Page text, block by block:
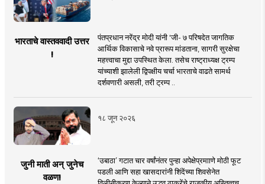
भारताचे वास्तववादी उत्तर
!
पंतप्रधान नरेंद्र मोदी यांनी 'जी- ७ परिषदेत जागतिक
आर्थिक विकासाचे नवे प्रारूप मांडताना, सागरी सुरक्षेचा
महत्त्वाचा मुद्दा उपस्थित केला. तसेच राष्ट्राध्यक्ष ट्रम्प
यांच्याशी झालेली द्विपक्षीय चर्चा भारताचे वाढते सामर्थ
दर्शवणारी असली, तरी ट्रम्प ..
१८ जून २०२६
जुनी माती अन् जुनेच
वळण!
‘उबाठा’ गटात चार वर्षांनंतर पुन्हा अपेक्षेप्रमााणे मोठी फूट
पडली आणि सहा खासदारांनी शिंदेंच्या शिवसेनेत